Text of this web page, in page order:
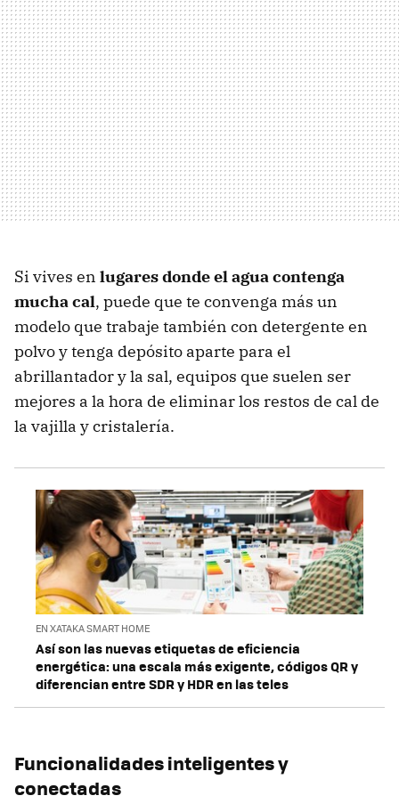
Si vives en lugares donde el agua contenga
mucha cal, puede que te convenga más un
modelo que trabaje también con detergente en
polvo y tenga depósito aparte para el
abrillantador y la sal, equipos que suelen ser
mejores a la hora de eliminar los restos de cal de
la vajilla y cristalería.
EN XATAKA SMART HOME
Así son las nuevas etiquetas de eficiencia
energética: una escala más exigente, códigos QR y
diferencian entre SDR y HDR en las teles
Funcionalidades inteligentes y
conectadas